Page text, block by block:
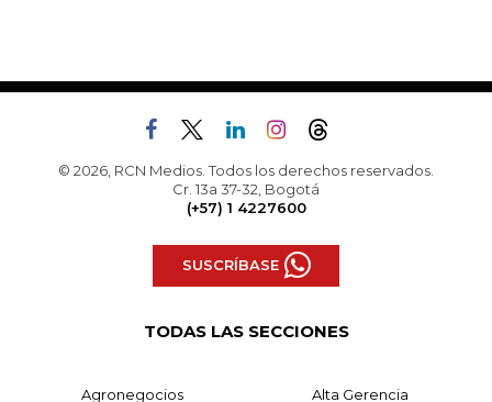
© 2026, RCN Medios. Todos los derechos reservados.
Cr. 13a 37-32, Bogotá
(+57) 1 4227600
SUSCRÍBASE
TODAS LAS SECCIONES
Agronegocios Alta Gerencia